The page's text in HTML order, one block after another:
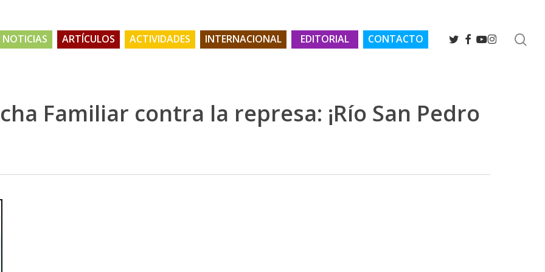
NOTICIAS ARTÍCULOS ACTIVIDADES INTERNACIONAL EDITORIAL CONTACTO TWITTER
FACEBOOK
YOUTUBE
INSTAGRAM
Familiar contra la represa: ¡Río San Pedro